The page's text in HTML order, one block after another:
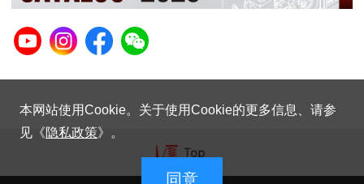
本网站使用Cookie。关于使用Cookie的更多信息、请参
见《隐私政策》。
同意